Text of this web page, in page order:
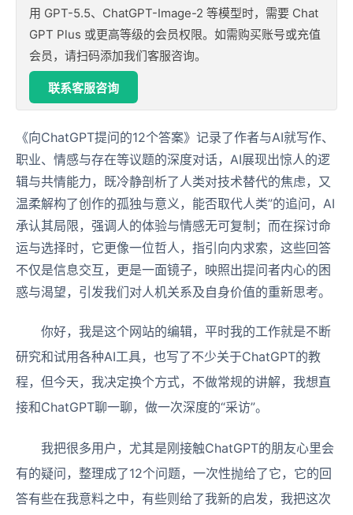
用 GPT-5.5、ChatGPT-Image-2 等模型时，需要 Chat
GPT Plus 或更高等级的会员权限。如需购买账号或充值
会员，请扫码添加我们客服咨询。
联系客服咨询
《向ChatGPT提问的12个答案》记录了作者与AI就写作、
职业、情感与存在等议题的深度对话，AI展现出惊人的逻
辑与共情能力，既冷静剖析了人类对技术替代的焦虑，又
温柔解构了创作的孤独与意义，能否取代人类”的追问，AI
承认其局限，强调人的体验与情感无可复制；而在探讨命
运与选择时，它更像一位哲人，指引向内求索，这些回答
不仅是信息交互，更是一面镜子，映照出提问者内心的困
惑与渴望，引发我们对人机关系及自身价值的重新思考。
你好，我是这个网站的编辑，平时我的工作就是不断
研究和试用各种AI工具，也写了不少关于ChatGPT的教
程，但今天，我决定换个方式，不做常规的讲解，我想直
接和ChatGPT聊一聊，做一次深度的“采访”。
我把很多用户，尤其是刚接触ChatGPT的朋友心里会
有的疑问，整理成了12个问题，一次性抛给了它，它的回
答有些在我意料之中，有些则给了我新的启发，我把这次